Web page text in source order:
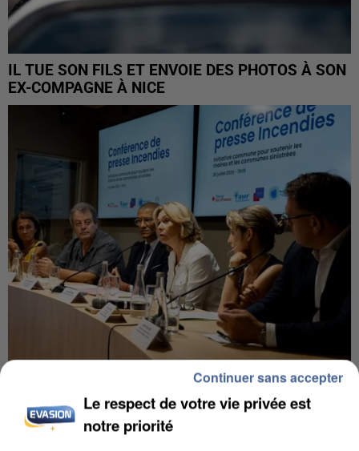
IL TUE SON FILS ET ENVOIE DES PHOTOS À SON
EX-COMPAGNE À NICE
INCENDIES : L’ÎLE-DE-FRANCE LANCE UN ÉLAN
DE SOLIDARITÉ AVEC LES...
Le respect de votre vie privée est
notre priorité
Continuer sans accepter